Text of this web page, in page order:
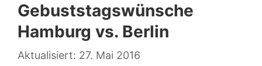
Gebuststagswünsche
Hamburg vs. Berlin
27. Mai 2016